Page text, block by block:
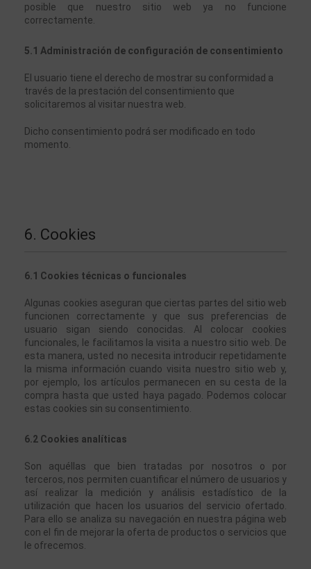
posible que nuestro sitio web ya no funcione
correctamente.
5.1 Administración de configuración de consentimiento
El usuario tiene el derecho de mostrar su conformidad a
través de la prestación del consentimiento que
solicitaremos al visitar nuestra web.
Dicho consentimiento podrá ser modificado en todo
momento.
6. Cookies
6.1 Cookies técnicas o funcionales
Algunas cookies aseguran que ciertas partes del sitio web
funcionen correctamente y que sus preferencias de
usuario sigan siendo conocidas. Al colocar cookies
funcionales, le facilitamos la visita a nuestro sitio web. De
esta manera, usted no necesita introducir repetidamente
la misma información cuando visita nuestro sitio web y,
por ejemplo, los artículos permanecen en su cesta de la
compra hasta que usted haya pagado. Podemos colocar
estas cookies sin su consentimiento.
6.2 Cookies analíticas
Son aquéllas que bien tratadas por nosotros o por
terceros, nos permiten cuantificar el número de usuarios y
así realizar la medición y análisis estadístico de la
utilización que hacen los usuarios del servicio ofertado.
Para ello se analiza su navegación en nuestra página web
con el fin de mejorar la oferta de productos o servicios que
le ofrecemos.